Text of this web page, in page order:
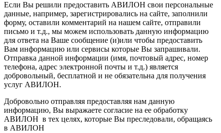
Если Вы решили предоставить АВИЛОН свои персональные
данные, например, зарегистрировались на сайте, заполнили
форму, оставили комментарий на нашем сайте, отправили
письмо и т.д., мы можем использовать данную информацию
для ответа на Ваше сообщение (и)или чтобы предоставить
Вам информацию или сервисы которые Вы запрашивали.
Отправка данной информации (имя, почтовый адрес, номер
телефона, адрес электронной почты и т.д.) является
добровольный, бесплатной и не обязательна для получения
услуг АВИЛОН.
Добровольно отправляя предоставляя нам данную
информацию, Вы выражаете согласие на ее обработку
АВИЛОН в тех целях, которые Вы преследовали, обращаясь
в АВИЛОН